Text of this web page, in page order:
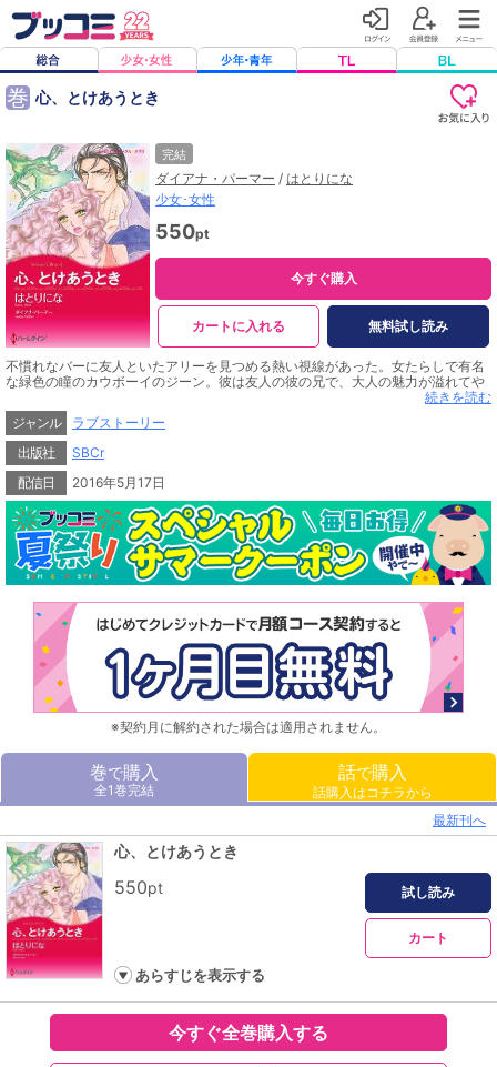
巻 心、とけあうとき
完結
ダイアナ・パーマー / はとりにな
少女･女性
550pt
今すぐ購入
カートに入れる 無料試し読み
不慣れなバーに友人といたアリーを見つめる熱い視線があった。女たらしで有名
な緑色の瞳のカウボーイのジーン。彼は友人の彼の兄で、大人の魅力が溢れてや
まない彼を見たアリーの心は一瞬でとりこにされた。しかし、アリーは彼に俺は
悪い男だから近づくな！ と突きはなされた。アリーは初めて知った恋に涙した
が、大怪我をして現れたジーンの治療をすることになったとき、思いがけずジー
ンに唇を奪われてしまい…。あなたは悪魔なの、それとも運命の人!?
続きを読む
ジャンル
ラブストーリー
出版社
SBCr
配信日
2016年5月17日
※契約月に解約された場合は適用されません。
巻で購入
全1巻完結
話で購入
話購入はコチラから
最新刊へ
心、とけあうとき
550pt 試し読み
カート
あらすじを表示する
今すぐ全巻購入する